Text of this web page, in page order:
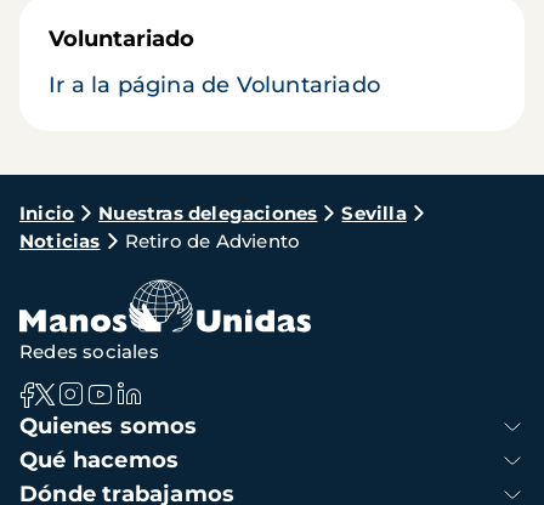
Voluntariado
Ir a la página de Voluntariado
Ruta
de
navegación
Inicio Nuestras delegaciones
Sevilla
Noticias
Retiro de Adviento
Navegación
principal
Quienes somos
Qué hacemos
Dónde trabajamos
Redes sociales